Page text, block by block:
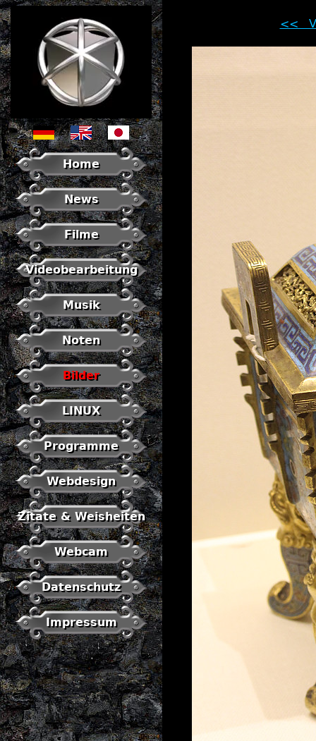
Home
News
Filme
Videobearbeitung
Musik
Noten
Bilder
LINUX
Programme
Webdesign
Zitate & Weisheiten
Webcam
Datenschutz
Impressum
<<